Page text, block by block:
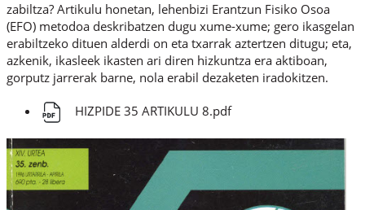
zabiltza? Artikulu honetan, lehenbizi Erantzun Fisiko Osoa
(EFO) metodoa deskribatzen dugu xume-xume; gero ikasgelan
erabiltzeko dituen alderdi on eta txarrak aztertzen ditugu; eta,
azkenik, ikasleek ikasten ari diren hizkuntza era aktiboan,
gorputz jarrerak barne, nola erabil dezaketen iradokitzen.
HIZPIDE 35 ARTIKULU 8.pdf